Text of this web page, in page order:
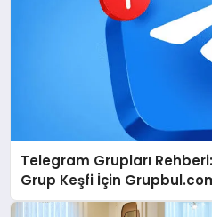
Telegram Grupları
Grup Keşfi İçin